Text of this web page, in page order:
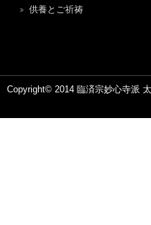
供養とご祈祷
Copyright© 2014 臨済宗妙心寺派